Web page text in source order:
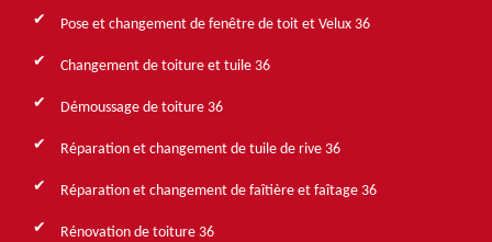
Pose et changement de fenêtre de toit et Velux 36
Changement de toiture et tuile 36
Démoussage de toiture 36
Réparation et changement de tuile de rive 36
Réparation et changement de faîtière et faîtage 36
Rénovation de toiture 36